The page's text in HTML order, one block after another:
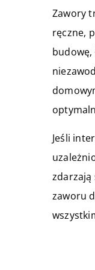
Zawory
ręczne,
budowę,
Jeśli
zdarzają
zaworu